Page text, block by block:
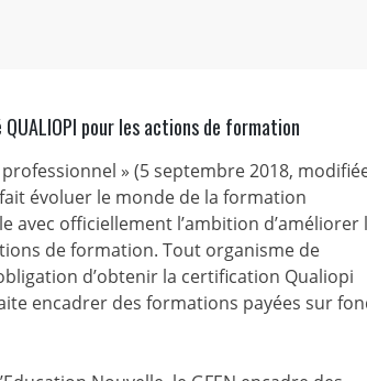
QUALIOPI pour les actions de formation
professionnel » (5 septembre 2018,
évoluer le monde de la formation
avec officiellement l’ambition d’améliorer
de formation. Tout organisme de
d’obtenir la certification Qualiopi
encadrer des formations payées sur